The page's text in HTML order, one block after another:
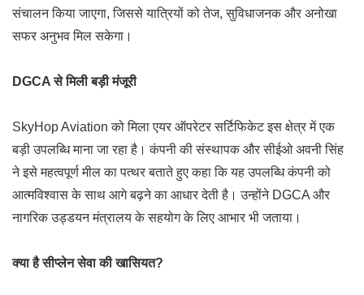
संचालन किया जाएगा, जिससे यात्रियों को तेज, सुविधाजनक और अनोखा
सफर अनुभव मिल सकेगा।
DGCA से मिली बड़ी मंजूरी
SkyHop Aviation को मिला एयर ऑपरेटर सर्टिफिकेट इस क्षेत्र में एक
बड़ी उपलब्धि माना जा रहा है। कंपनी की संस्थापक और सीईओअवनी सिंह
ने इसे महत्वपूर्ण मील का पत्थर बताते हुए कहा कि यह उपलब्धि कंपनी को
आत्मविश्वास के साथ आगे बढ़ने का आधार देती है। उन्होंने DGCA और
नागरिक उड्डयन मंत्रालय के सहयोग के लिए आभार भी जताया।
क्या है सीप्लेन सेवा की खासियत?